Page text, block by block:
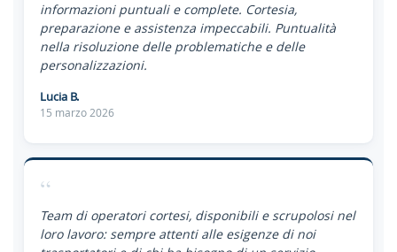
informazioni puntuali e complete. Cortesia,
preparazione e assistenza impeccabili. Puntualità
nella risoluzione delle problematiche e delle
personalizzazioni.
Lucia B.
15 marzo 2026
“
Team di operatori cortesi, disponibili e scrupolosi nel
loro lavoro: sempre attenti alle esigenze di noi